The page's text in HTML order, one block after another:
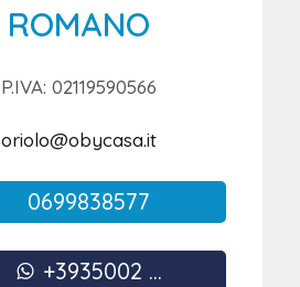
ROMANO
P.IVA: 02119590566
oriolo@obycasa.it
0699838577
+3935002 ...